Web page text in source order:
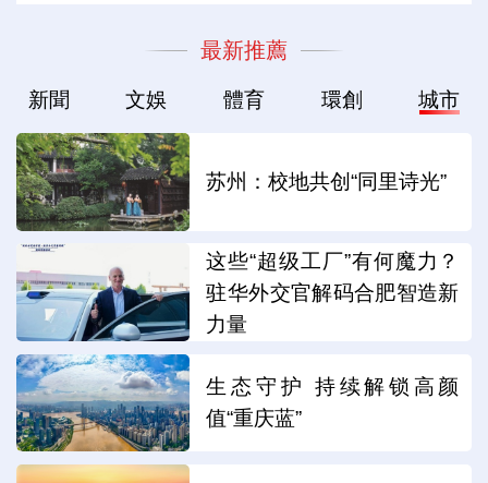
最新推薦
新聞 文娛 體育 環創 城市
苏州：校地共创“同里诗光”
这些“超级工厂”有何魔力？
驻华外交官解码合肥智造新
力量
生态守护 持续解锁高颜
值“重庆蓝”